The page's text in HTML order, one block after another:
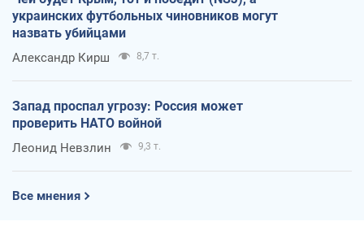
украинских футбольных чиновников могут
назвать убийцами
Александр Кирш 8,7 т.
Запад проспал угрозу: Россия может
проверить НАТО войной
Леонид Невзлин 9,3 т.
Все мнения